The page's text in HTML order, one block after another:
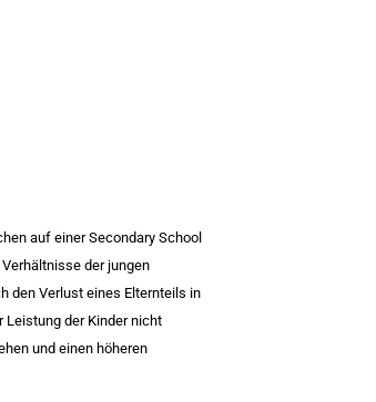
auf einer Secondary School
der jungen
den Verlust eines Elternteils in
Leistung der Kinder nicht
und einen höheren